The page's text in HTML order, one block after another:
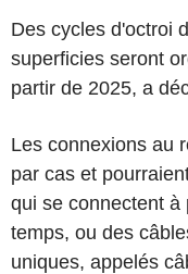
Des cycles d'octroi
superficies seront
partir de 2025, a
Les connexions au
par cas et
qui se connectent à
temps, ou des
uniques, appelés